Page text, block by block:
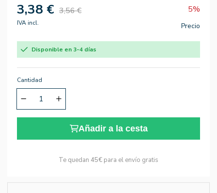
3,38 € 3,56 € 5%
IVA incl. Precio
Disponible en 3-4 días
Cantidad
Añadir a la cesta
Te quedan 45€ para el envío gratis